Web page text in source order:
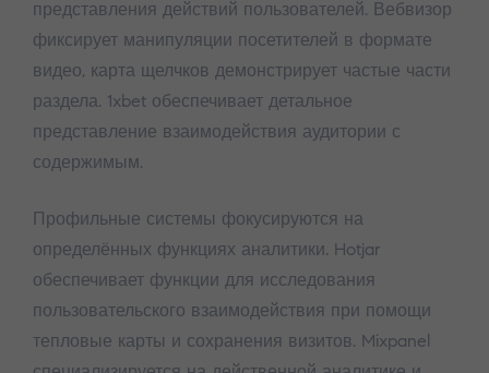
представления действий пользователей. Вебвизор
фиксирует манипуляции посетителей в формате
видео, карта щелчков демонстрирует частые части
раздела. 1xbet обеспечивает детальное
представление взаимодействия аудитории с
содержимым.
Профильные системы фокусируются на
определённых функциях аналитики. Hotjar
обеспечивает функции для исследования
пользовательского взаимодействия при помощи
тепловые карты и сохранения визитов. Mixpanel